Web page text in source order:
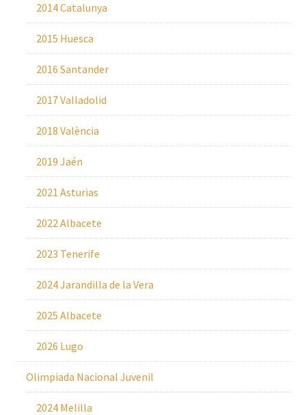
2014 Catalunya
2015 Huesca
2016 Santander
2017 Valladolid
2018 València
2019 Jaén
2021 Asturias
2022 Albacete
2023 Tenerife
2024 Jarandilla de la Vera
2025 Albacete
2026 Lugo
Olimpiada Nacional Juvenil
2024 Melilla